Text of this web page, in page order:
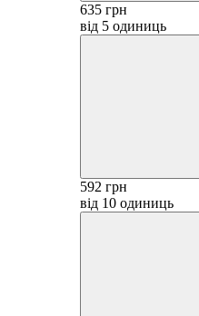
635 грн
від 5 одиниць
592 грн
від 10 одиниць